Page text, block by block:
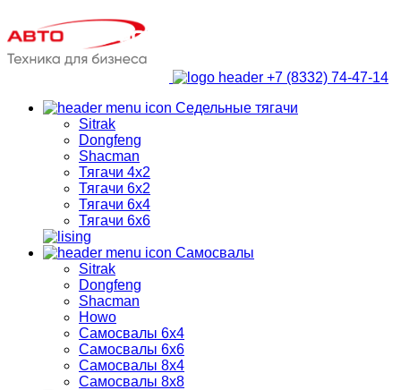
+7 (8332) 74-47-14
Седельные тягачи
Sitrak
Dongfeng
Shacman
Тягачи 4х2
Тягачи 6х2
Тягачи 6х4
Тягачи 6х6
Самосвалы
Sitrak
Dongfeng
Shacman
Howo
Самосвалы 6х4
Самосвалы 6х6
Самосвалы 8х4
Самосвалы 8х8